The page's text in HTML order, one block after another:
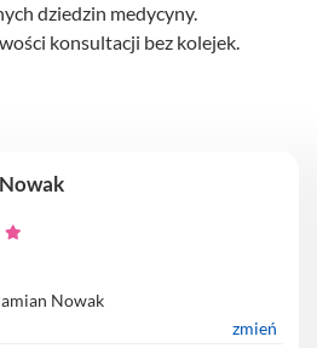
dziedzin medycyny.
konsultacji bez kolejek.
Nowak
zmień